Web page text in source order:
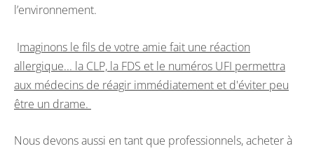
l’environnement.
Imaginons le fils de votre amie fait une réaction
allergique... la CLP, la FDS et le numéros UFI permettra
aux médecins de réagir immédiatement et d'éviter peu
être un drame.
Nous devons aussi en tant que professionnels, acheter à